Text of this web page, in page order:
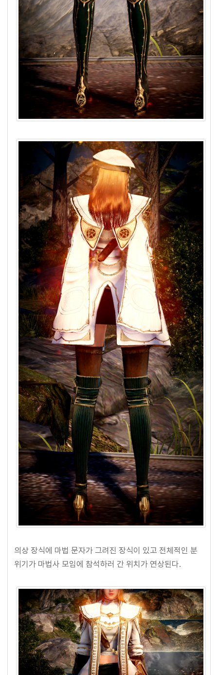
의상 장식에 마법 문자가 그려진 장식이 있고 전체적인 분
위기가 마법사 모임에 참석하러 간 위치가 연상된다.